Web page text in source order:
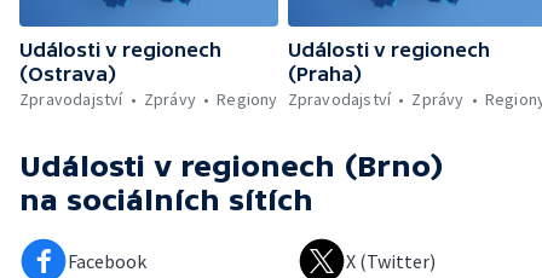
Události v regionech
(Ostrava)
Zpravodajství
Zprávy Regiony
Události v regionech
(Praha)
Zpravodajství
Zprávy
Události v regionech (Brno)
na sociálních sítích
Facebook X (Twitter)